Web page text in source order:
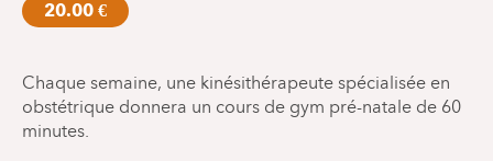
20.00 €
Chaque semaine, une kinésithérapeute spécialisée en
obstétrique donnera un cours de gym pré-natale de 60
minutes.